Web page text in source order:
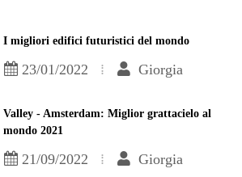
I migliori edifici futuristici del mondo
23/01/2022 Giorgia
Valley - Amsterdam: Miglior grattacielo al
mondo 2021
21/09/2022 Giorgia